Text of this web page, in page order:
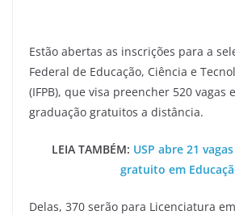
Estão abertas as inscrições para a
Federal de Educação, Ciência e
(IFPB), que visa preencher 520 vagas
graduação gratuitos a distância.
LEIA TAMBÉM: USP abre 21
gratuito em
Delas, 370 serão para Licenciatura